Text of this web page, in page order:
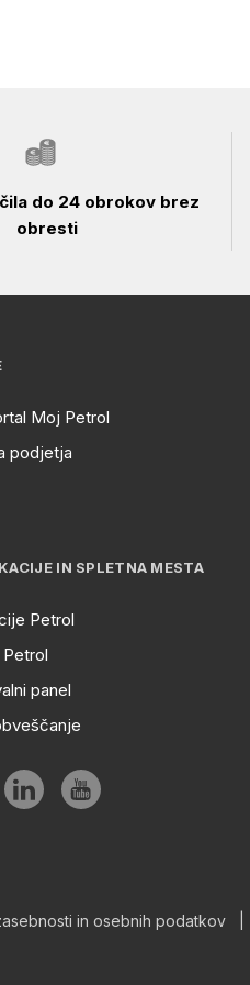
do 24 obrokov brez
obresti
Moj Petrol
podjetja
IN SPLETNA MESTA
Petrol
panel
in osebnih podatkov